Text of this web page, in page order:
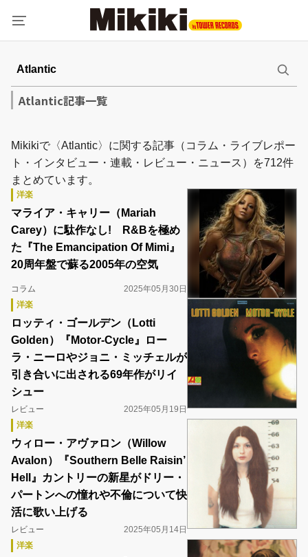
Atlantic記事一覧
Mikikiで〈Atlantic〉に関する記事（コラム・ライブレポー
ト・インタビュー・連載・レビュー・ニュース）を712件
まとめています。
洋楽
マライア・キャリー（Mariah
Carey）に駄作なし! R&Bを極め
た『The Emancipation Of Mimi』
20周年盤で蘇る2005年の空気
コラム
2025年05月30日
洋楽
ロッティ・ゴールデン（Lotti
Golden）『Motor-Cycle』ロー
ラ・ニーロやジョニ・ミッチェルが
引き合いに出される69年作がリイ
シュー
レビュー
2025年05月19日
洋楽
ウィロー・アヴァロン（Willow
Avalon）『Southern Belle Raisin’
Hell』カントリーの新星がドリー・
パートンへの憧れや不倫について快
活に歌い上げる
レビュー
2025年05月14日
洋楽